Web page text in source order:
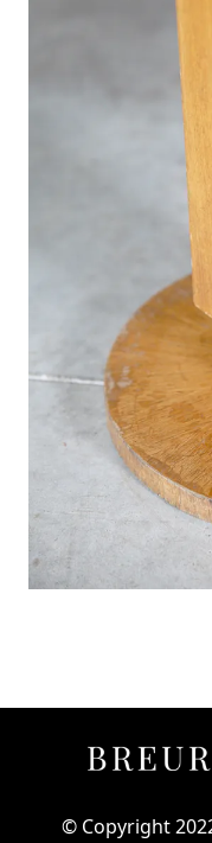
© Copyright